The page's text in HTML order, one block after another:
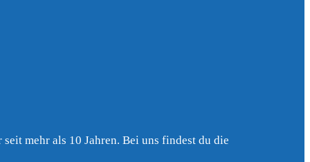
mehr als 10 Jahren. Bei uns findest du die